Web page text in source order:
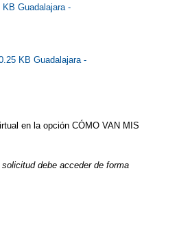
KB Guadalajara -
KB Guadalajara -
en la opción CÓMO VAN MIS
debe acceder de forma